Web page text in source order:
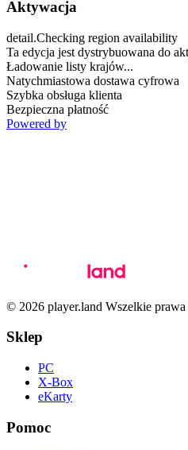
Aktywacja
detail.Checking region availability
Ta edycja jest dystrybuowana do
Ładowanie listy krajów...
Natychmiastowa dostawa cyfrowa
Szybka obsługa klienta
Bezpieczna płatność
Powered by
© 2026 player.land Wszelkie prawa
Sklep
PC
X-Box
eKarty
Pomoc